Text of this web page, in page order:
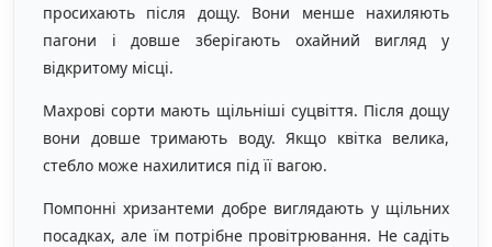
просихають після дощу. Вони менше нахиляють
пагони і довше зберігають охайний вигляд у
відкритому місці.
Махрові сорти мають щільніші суцвіття. Після дощу
вони довше тримають воду. Якщо квітка велика,
стебло може нахилитися під її вагою.
Помпонні хризантеми добре виглядають у щільних
посадках, але їм потрібне провітрювання. Не садіть